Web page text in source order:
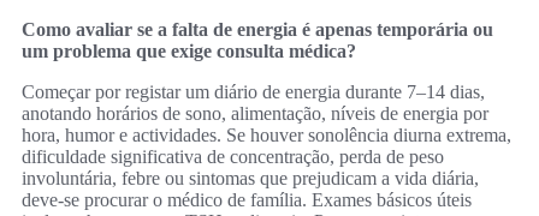
Como avaliar se a falta de energia é apenas temporária ou
um problema que exige consulta médica?
Começar por registar um diário de energia durante 7–14 dias,
anotando horários de sono, alimentação, níveis de energia por
hora, humor e actividades. Se houver sonolência diurna extrema,
dificuldade significativa de concentração, perda de peso
involuntária, febre ou sintomas que prejudicam a vida diária,
deve-se procurar o médico de família. Exames básicos úteis